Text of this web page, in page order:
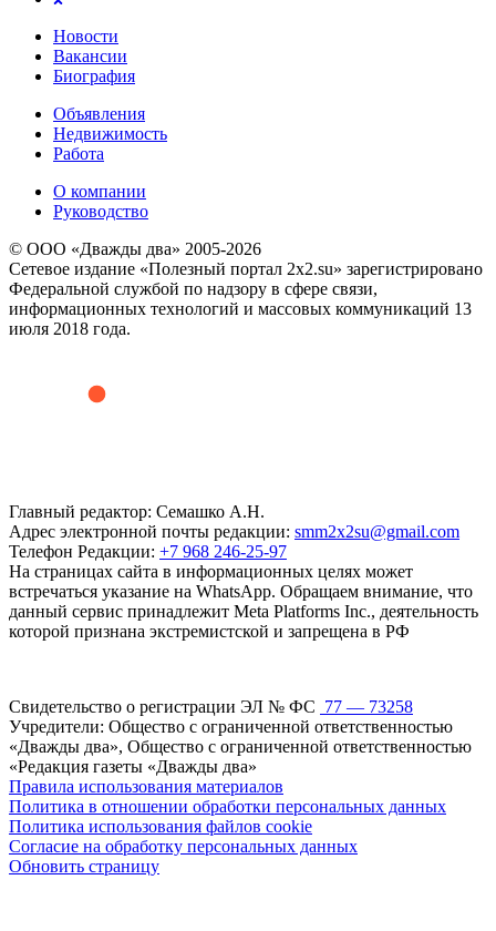
Новости
Вакансии
Биография
Объявления
Недвижимость
Работа
О компании
Руководство
© ООО «Дважды два» 2005-2026
Сетевое издание «Полезный портал 2x2.su» зарегистрировано
Федеральной службой по надзору в сфере связи,
информационных технологий и массовых коммуникаций 13
июля 2018 года.
Главный редактор: Семашко А.Н.
Адрес электронной почты редакции: smm2x2su@gmail.com
Телефон Редакции: +7 968 246-25-97
На страницах сайта в информационных целях может
встречаться указание на WhatsApp. Обращаем внимание, что
данный сервис принадлежит Meta Platforms Inc., деятельность
которой признана экстремистской и запрещена в РФ
Свидетельство о регистрации ЭЛ № ФС 77 — 73258
Учредители: Общество с ограниченной ответственностью
«Дважды два», Общество с ограниченной ответственностью
«Редакция газеты «Дважды два»
Правила использования материалов
Политика в отношении обработки персональных данных
Политика использования файлов cookie
Согласие на обработку персональных данных
Обновить страницу